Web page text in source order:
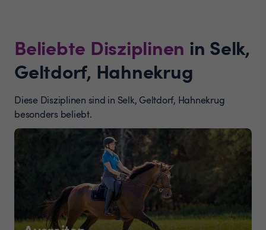
Beliebte Disziplinen in Selk,
Geltdorf, Hahnekrug
Diese Disziplinen sind in Selk, Geltdorf, Hahnekrug
besonders beliebt.